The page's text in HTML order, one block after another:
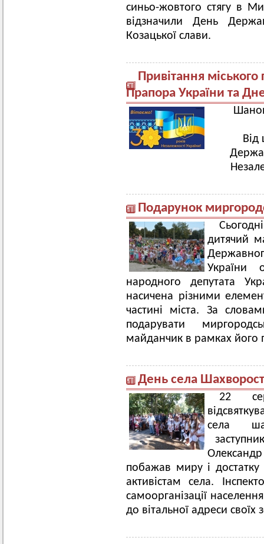
синьо-жовтого стягу в
відзначили День
Козацької слави.
Привітання
Прапора України та
Від
Подарунок
дитячий
України
народного депутата
насичена різними
частині міста. За
подарувати
майданчик в рамках його
День села
22
села
побажав миру і
активістам села.
самоорганізації
до вітальної адреси своїх